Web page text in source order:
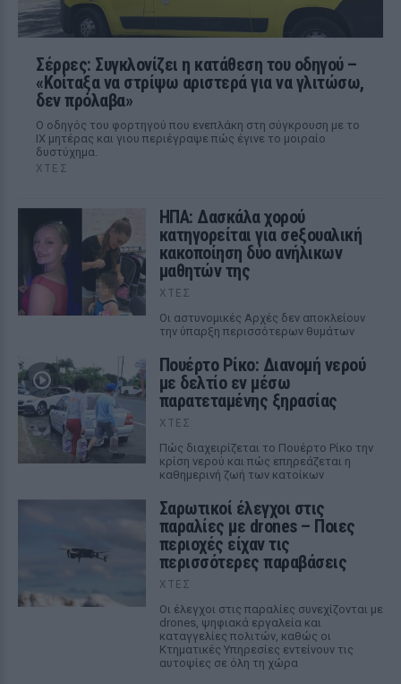
Σέρρες: Συγκλονίζει η κατάθεση του οδηγού –
«Κοίταξα να στρίψω αριστερά για να γλιτώσω,
δεν πρόλαβα»
Ο οδηγός του φορτηγού που ενεπλάκη στη σύγκρουση με το
ΙΧ μητέρας και γιου περιέγραψε πώς έγινε το μοιραίο
δυστύχημα.
ΧΤΕΣ
ΗΠΑ: Δασκάλα χορού
κατηγορείται για σeξουαλική
κακοποίηση δύο ανήλικων
μαθητών της
ΧΤΕΣ
Οι αστυνομικές Αρχές δεν αποκλείουν
την ύπαρξη περισσότερων θυμάτων
Πουέρτο Ρίκο: Διανομή νερού
με δελτίο εν μέσω
παρατεταμένης ξηρασίας
ΧΤΕΣ
Πώς διαχειρίζεται το Πουέρτο Ρίκο την
κρίση νερού και πώς επηρεάζεται η
καθημερινή ζωή των κατοίκων
Σαρωτικοί έλεγχοι στις
παραλίες με drones – Ποιες
περιοχές είχαν τις
περισσότερες παραβάσεις
ΧΤΕΣ
Οι έλεγχοι στις παραλίες συνεχίζονται με
drones, ψηφιακά εργαλεία και
καταγγελίες πολιτών, καθώς οι
Κτηματικές Υπηρεσίες εντείνουν τις
αυτοψίες σε όλη τη χώρα